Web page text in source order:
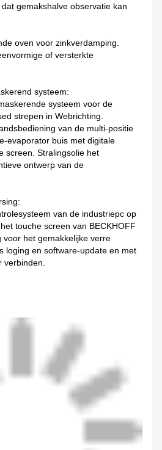
gemakshalve observatie kan
oven voor zinkverdamping.
of versterkte
systeem:
systeem voor de
strepen in Webrichting.
van de multi-positie
evaporator buis met digitale
screen. Stralingsolie het
ontwerp van de
van de industriepc op
touche screen van BECKHOFF
voor het gemakkelijke verre
loging en software-update en met